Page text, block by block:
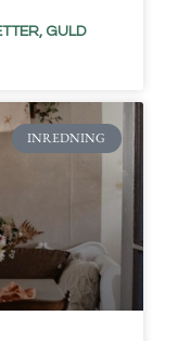
GULD
INREDNING